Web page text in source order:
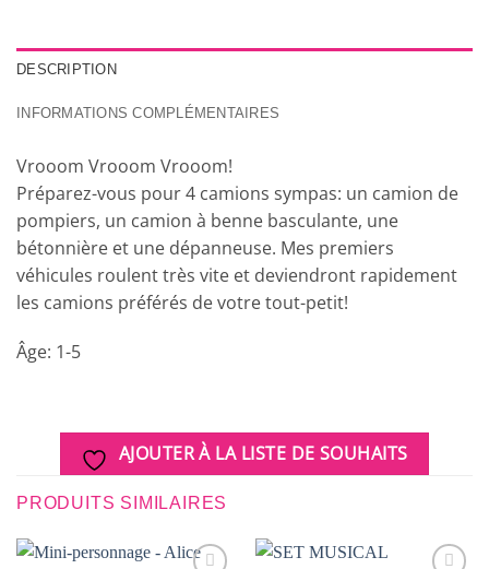
DESCRIPTION
INFORMATIONS COMPLÉMENTAIRES
Vrooom Vrooom Vrooom!
Préparez-vous pour 4 camions sympas: un camion de
pompiers, un camion à benne basculante, une
bétonnière et une dépanneuse. Mes premiers
véhicules roulent très vite et deviendront rapidement
les camions préférés de votre tout-petit!
Âge: 1-5
AJOUTER À LA LISTE DE SOUHAITS
PRODUITS SIMILAIRES